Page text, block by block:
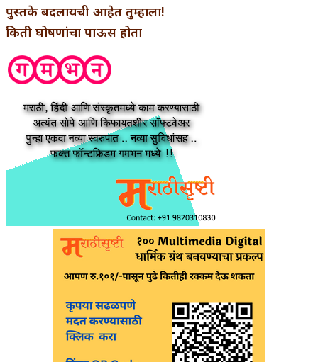
पुस्तके बदलायची आहेत तुम्हाला!
किती घोषणांचा पाऊस होता